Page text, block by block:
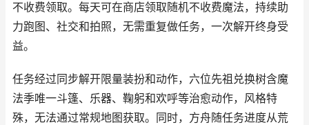
不收费领取。每天可在商店领取随机不收费魔法，持续助
力跑图、社交和拍照，无需重复做任务，一次解开终身受
益。
任务经过同步解开限量装扮和动作，六位先祖兑换树含魔
法季唯一斗篷、乐器、鞠躬和欢呼等治愈动作，风格特
殊，无法通过常规地图获取。同时，方舟随任务进度从荒